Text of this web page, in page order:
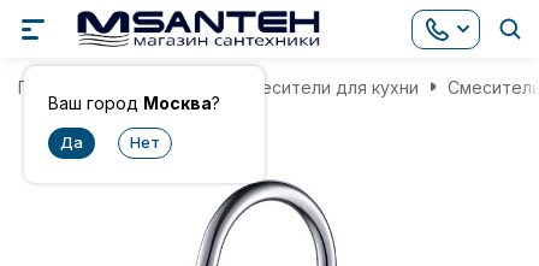
Ваш город Москва?
Главная Смесители для кухни